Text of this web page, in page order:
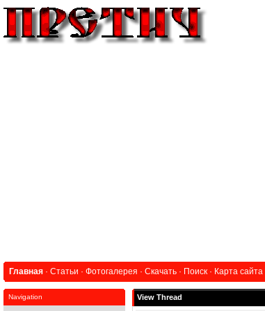
Главная · Статьи · Фотогалерея · Скачать · Поиск · Карта сайта
Navigation View Thread